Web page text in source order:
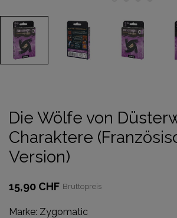
Die Wölfe von
Charaktere
Version)
15,90 CHF Bruttopreis
Marke: Zygomatic